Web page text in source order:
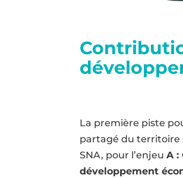
La première piste
partagé du territoire
SNA, pour l’enjeuA :
développement